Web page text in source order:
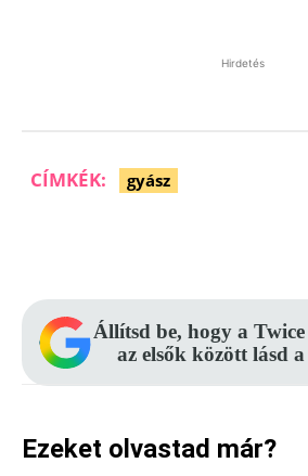
Hirdetés
CÍMKÉK: gyász
Állítsd be, hogy a
az elsők között lásd
Ezeket olvastad már?